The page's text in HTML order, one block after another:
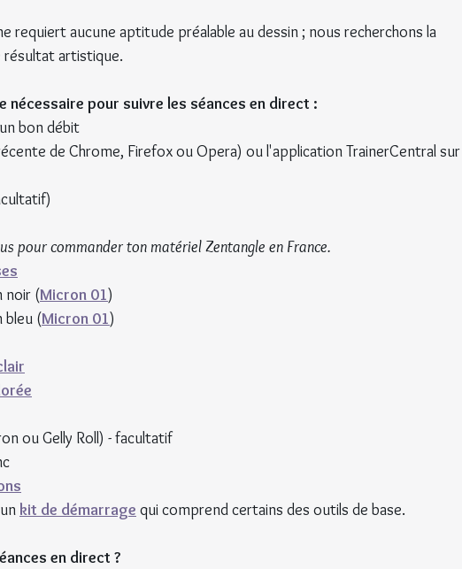
requiert aucune aptitude préalable au dessin ; nous recherchons la
résultat artistique.
nécessaire pour suivre les séances en direct :
bon débit
de Chrome, Firefox ou Opera) ou l'application TrainerCentral
pour commander ton matériel Zentangle en France.
noir (Micron 01)
bleu (Micron 01)
ou Gelly Roll) - facultatif
kit de démarrage qui comprend certains des outils de base.
en direct ?